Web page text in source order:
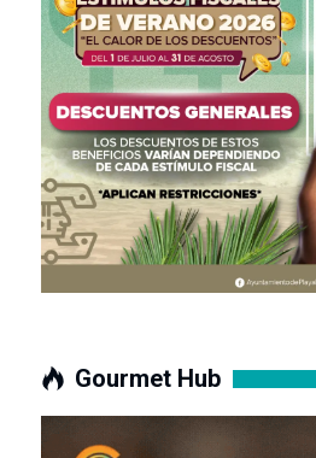
Gourmet Hub